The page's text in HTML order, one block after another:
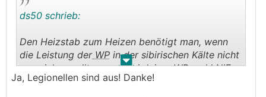
. .
ds50 schrieb:
Den Heizstab zum Heizen benötigt man, wenn
die Leistung derWP in der sibirischen Kälte nicht
ausreichen sollte - was bei deinerWPwohl NIE
passieren dürfte!
Ja, Legionellen sind aus! Danke!